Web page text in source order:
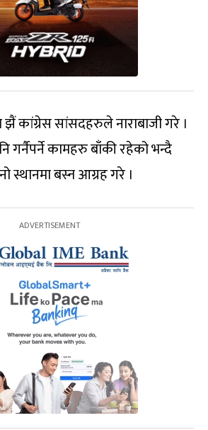
कांग्रेस सांसदहरुले नाराबाजी गरे ।
गर्नैपर्ने कामहरु बाँकी रहेको भन्दै
बस्न आग्रह गरे ।